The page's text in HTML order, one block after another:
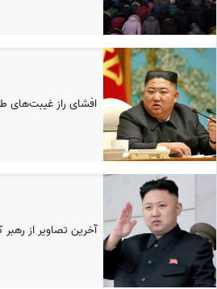
افشای راز غیبت‌های
آخرین تصاویر از